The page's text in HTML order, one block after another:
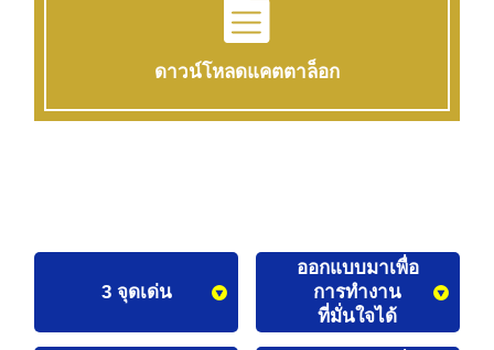
ดาวน์โหลดแคตตาล็อก
3 จุดเด่น
ออกแบบมาเพื่อ
การทำงาน
ที่มั่นใจได้